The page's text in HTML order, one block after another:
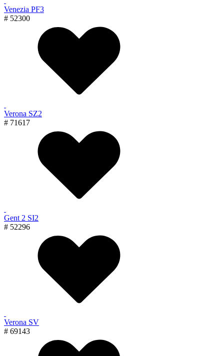
Venezia PF3
# 52300
Verona SZ2
# 71617
Gent 2 SI2
# 52296
Verona SV
# 69143